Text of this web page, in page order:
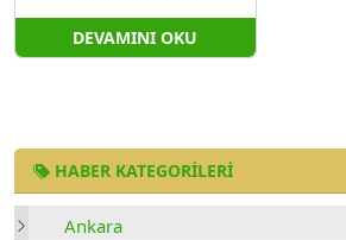
HABER KATEGORILERI
Ankara
DEVAMINI OKU